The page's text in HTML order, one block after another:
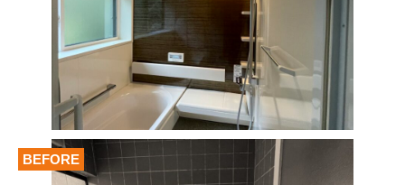
BEFORE